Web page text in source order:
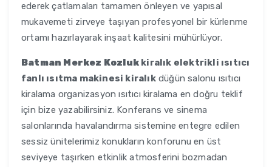
ederek çatlamaları tamamen önleyen ve yapısal
mukavemeti zirveye taşıyan profesyonel bir kürlenme
ortamı hazırlayarak inşaat kalitesini mühürlüyor.
Batman Merkez Kozluk kiralık elektrikli ısıtıcı
fanlı ısıtma makinesi kiralıkdüğün salonu ısıtıcı
kiralama organizasyon ısıtıcı kiralama en doğru teklif
için bize yazabilirsiniz. Konferans ve sinema
salonlarında havalandırma sistemine entegre edilen
sessiz ünitelerimiz konukların konforunu en üst
seviyeye taşırken etkinlik atmosferini bozmadan